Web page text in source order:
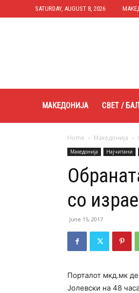
SATURDAY, AUGUST 8, 2026
МАКЕДОНИЈА СВЕТ /
Home Македонија
Македонија Најчитани
со
June 15, 2017
Порталот мкд.мк
Јолевски на 48